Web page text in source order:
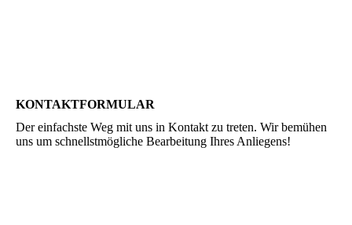
KONTAKTFORMULAR
Der einfachste Weg mit uns in Kontakt zu treten. Wir bemühen
uns um schnellstmögliche Bearbeitung Ihres Anliegens!